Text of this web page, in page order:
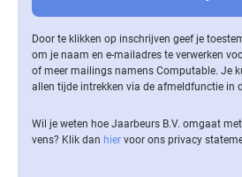
Door te klikken op inschrijven geef je
om je naam en e-mailadres te verwerken
of meer mailings namens Computable. Je
allen tijde intrekken via de af­meld­func­tie in
Wil je weten hoe Jaarbeurs B.V. omgaat
vens? Klik dan hier voor ons privacy